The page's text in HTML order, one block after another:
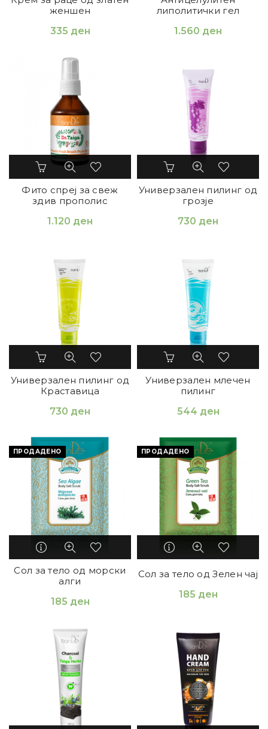
женшен
335 ден
липолитички гел
1.560 ден
Фито спреј за свеж
здив прополис
1.120 ден
Универзален пилинг од
грозје
730 ден
Универзален пилинг од
Краставица
730 ден
Универзален млечен
пилинг
544 ден
ПРОДАДЕНО
Сол за тело од морски
алги
185 ден
ПРОДАДЕНО
Сол за тело од Зелен чај
185 ден